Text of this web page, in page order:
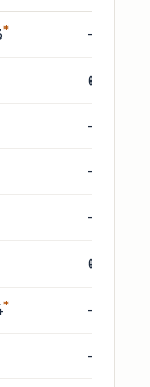
* –
623
–
–
–
611
* –
–